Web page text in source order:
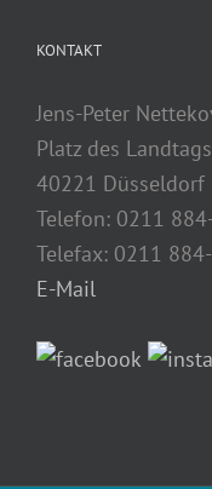
KONTAKT
Jens-Peter
Platz des
40221 Düsseldorf
Telefon: 0211
Telefax: 0211
E-Mail